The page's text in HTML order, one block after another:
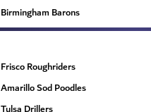
Birmingham Barons
Frisco Roughriders
Amarillo Sod Poodles